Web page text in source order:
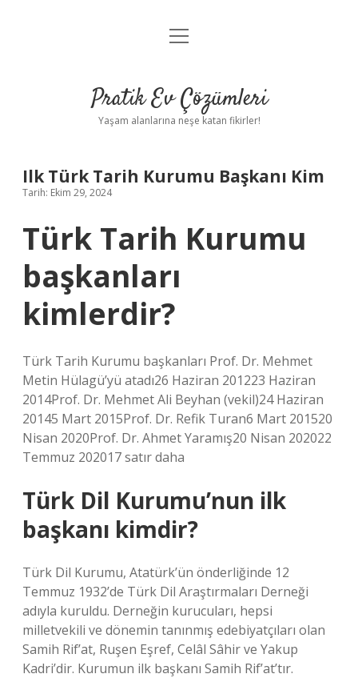
Anasayfa
Yasal Uyarı
menüyü
Pratik Ev Çözümleri
Yaşam alanlarına neşe katan fikirler!
Ilk Türk Tarih Kurumu Başkanı Kim
Tarih: Ekim 29, 2024
Türk Tarih Kurumu
başkanları
kimlerdir?
Türk Tarih Kurumu başkanları Prof. Dr. Mehmet
Metin Hülagü’yü atadı26 Haziran 201223 Haziran
2014Prof. Dr. Mehmet Ali Beyhan (vekil)24 Haziran
20145 Mart 2015Prof. Dr. Refik Turan6 Mart 201520
Nisan 2020Prof. Dr. Ahmet Yaramış20 Nisan 202022
Temmuz 202017 satır daha
Türk Dil Kurumu’nun ilk
başkanı kimdir?
Türk Dil Kurumu, Atatürk’ün önderliğinde 12
Temmuz 1932’de Türk Dil Araştırmaları Derneği
adıyla kuruldu. Derneğin kurucuları, hepsi
milletvekili ve dönemin tanınmış edebiyatçıları olan
Samih Rif’at, Ruşen Eşref, Celâl Sâhir ve Yakup
Kadri’dir. Kurumun ilk başkanı Samih Rif’at’tır.